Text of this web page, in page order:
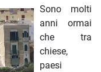
Sono molti
anni ormai
che tra
chiese,
paesi